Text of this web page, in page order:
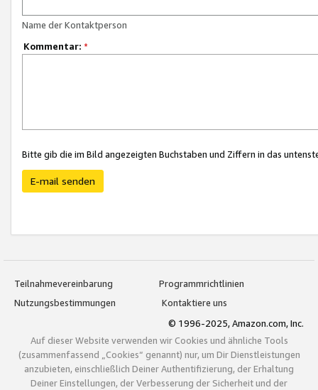
Name der Kontaktperson
Kommentar: *
Bitte gib die im Bild angezeigten Buchstaben und Ziffern in das
E-mail senden
Teilnahmevereinbarung
Programmrichtlinien
Nutzungsbestimmungen
Kontaktiere uns
© 1996-2025, Amazon.com, Inc.
Auf dieser Website verwenden wir Cookies und ähnliche Tools
(zusammenfassend „Cookies“ genannt) nur, um Dir Dienstleistungen
anzubieten, einschließlich Deiner Authentifizierung, der Erhaltung
Deiner Einstellungen, der Verbesserung der Sicherheit und der